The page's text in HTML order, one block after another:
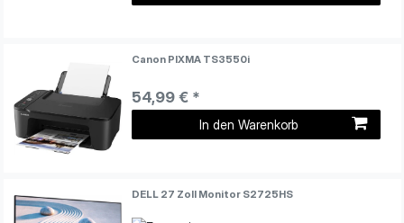
Canon PIXMA TS3550i
54,99 € *
In den Warenkorb
DELL 27 Zoll Monitor S2725HS